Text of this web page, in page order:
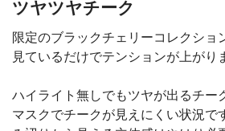
ツヤツヤチーク
限定のブラックチェリーコレクショ
見ているだけでテンションが上がり
ハイライト無しでもツヤが出るチー
マスクでチークが見えにくい状況で